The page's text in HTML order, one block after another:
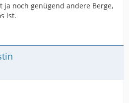
noch genügend andere Berge,
ist.